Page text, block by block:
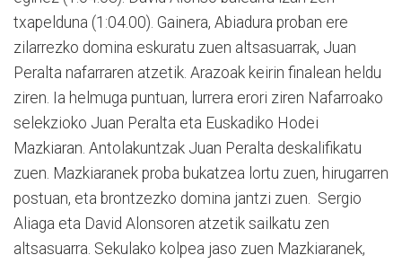
txapelduna (1:04.00). Gainera, Abiadura proban ere
zilarrezko domina eskuratu zuen altsasuarrak, Juan
Peralta nafarraren atzetik. Arazoak keirin finalean heldu
ziren. Ia helmuga puntuan, lurrera erori ziren Nafarroako
selekzioko Juan Peralta eta Euskadiko Hodei
Mazkiaran. Antolakuntzak Juan Peralta deskalifikatu
zuen. Mazkiaranek proba bukatzea lortu zuen, hirugarren
postuan, eta brontzezko domina jantzi zuen. Sergio
Aliaga eta David Alonsoren atzetik sailkatu zen
altsasuarra. Sekulako kolpea jaso zuen Mazkiaranek,